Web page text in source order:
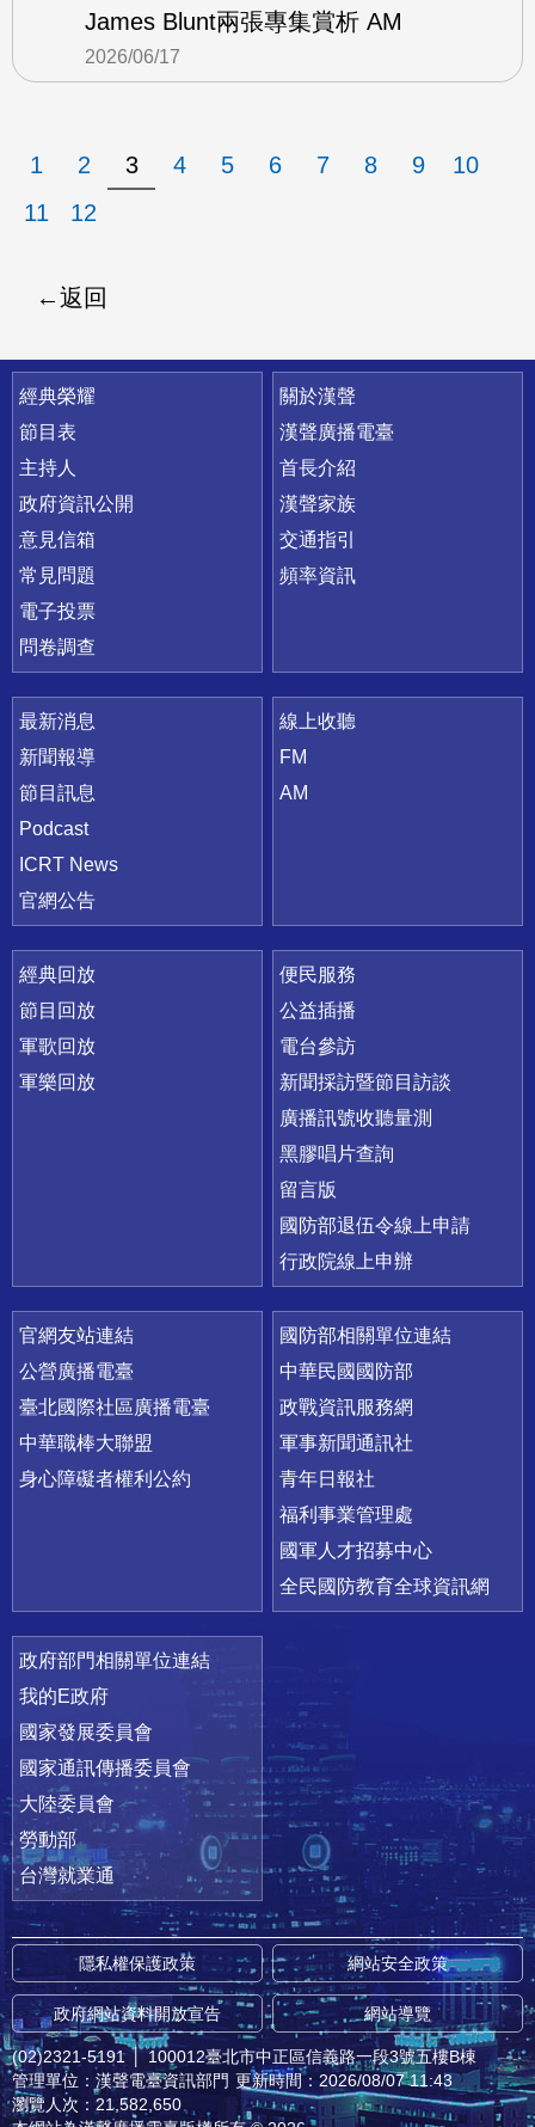
James Blunt兩張專集賞析 AM
2026/06/17
1 2 3 4 5 6 7 8 9
10
11
12
返回
快速連結
經典榮耀
節目表
主持人
政府資訊公開
意見信箱
常見問題
電子投票
問卷調查
關於漢聲
漢聲廣播電臺
首長介紹
漢聲家族
交通指引
頻率資訊
最新消息
新聞報導
節目訊息
Podcast
ICRT News
官網公告
線上收聽
FM
AM
經典回放
節目回放
軍歌回放
軍樂回放
便民服務
公益插播
電台參訪
新聞採訪暨節目訪談
廣播訊號收聽量測
黑膠唱片查詢
留言版
國防部退伍令線上申請
行政院線上申辦
官網友站連結
公營廣播電臺
臺北國際社區廣播電臺
中華職棒大聯盟
身心障礙者權利公約
國防部相關單位連結
中華民國國防部
政戰資訊服務網
軍事新聞通訊社
青年日報社
福利事業管理處
國軍人才招募中心
全民國防教育全球資訊網
政府部門相關單位連結
我的E政府
國家發展委員會
國家通訊傳播委員會
大陸委員會
勞動部
台灣就業通
隱私權保護政策 網站安全政策
政府網站資料開放宣告 網站導覽
(02)2321-5191 │ 100012臺北市中正區信義路一段3號五樓B棟
管理單位：漢聲電臺資訊部門 更新時間：2026/08/07 11:43
瀏覽人次：21,582,650